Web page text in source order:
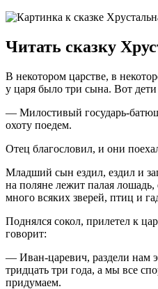
Читать сказку
В некотором царстве, в
у царя было три сына. Вот
— Милостивый государь-
охоту поедем.
Отец благословил, и они
Младший сын ездил, ездил и
на поляне лежит палая лошадь,
много всяких зверей, птиц и
Поднялся сокол, прилетел к
говорит:
— Иван-царевич, раздели нам
тридцать три года, а мы все
придумаем.